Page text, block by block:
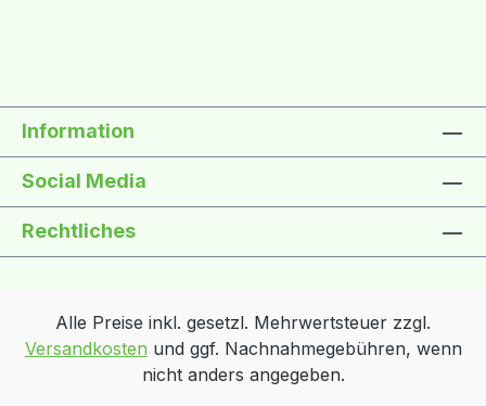
Information
Social Media
Rechtliches
Alle Preise inkl. gesetzl. Mehrwertsteuer zzgl.
Versandkosten und ggf. Nachnahmegebühren, wenn
nicht anders angegeben.